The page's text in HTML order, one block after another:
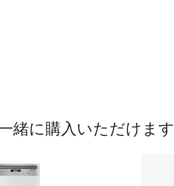
緒に購入いただけます